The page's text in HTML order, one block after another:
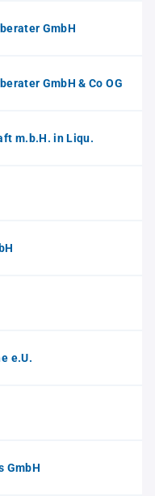
GmbH
GmbH & Co OG
m.b.H. in Liqu.
e.U.
GmbH